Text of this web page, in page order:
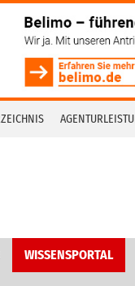
WISSENSPORTAL